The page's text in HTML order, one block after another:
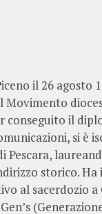
il 26 agosto
conseguito il
si è
storico.
al sacerdozio